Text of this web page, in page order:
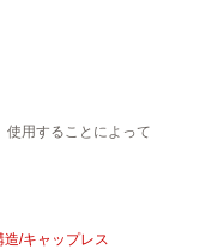
用することによって
/キャップレス